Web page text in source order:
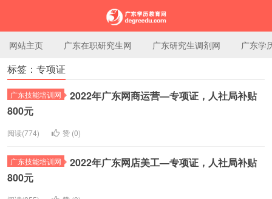
广东学历教育网
网站主页 广东在职研究生网 广东研究生调剂网 广东学
标签：专项证
广东技能培训网
2022年广东网商运营—专项证，人社局补贴
800元
阅读(774) 赞 (0)
广东技能培训网
2022年广东网店美工—专项证，人社局补贴
800元